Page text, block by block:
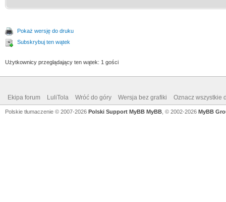
Pokaż wersję do druku
Subskrybuj ten wątek
Użytkownicy przeglądający ten wątek: 1 gości
Ekipa forum LuliTola Wróć do góry Wersja bez grafiki Oznacz wszystkie
Polskie tłumaczenie © 2007-2026 Polski Support MyBB MyBB , © 2002-2026 MyBB